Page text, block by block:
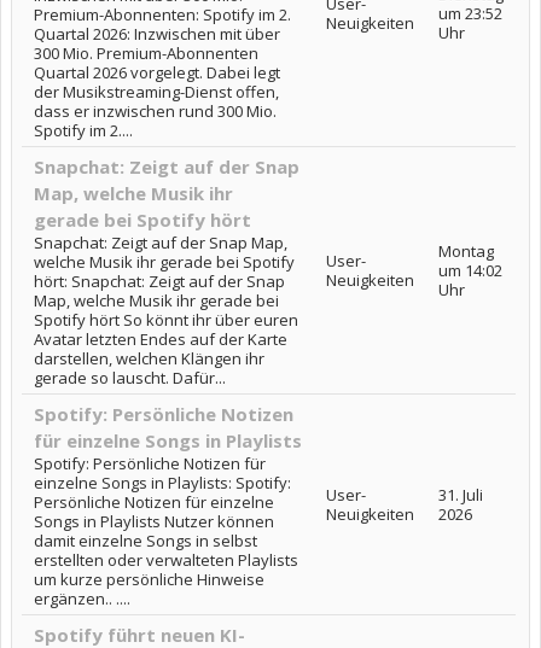
Premium-Abonnenten: Spotify im 2.
Quartal 2026: Inzwischen mit über
300 Mio. Premium-Abonnenten
Quartal 2026 vorgelegt. Dabei legt
der Musikstreaming-Dienst offen,
dass er inzwischen rund 300 Mio.
Spotify im 2....
Neuigkeiten
um 23:52
Uhr
Snapchat: Zeigt auf der Snap
Map, welche Musik ihr
gerade bei Spotify hört
Snapchat: Zeigt auf der Snap Map,
welche Musik ihr gerade bei Spotify
hört: Snapchat: Zeigt auf der Snap
Map, welche Musik ihr gerade bei
Spotify hört So könnt ihr über euren
Avatar letzten Endes auf der Karte
darstellen, welchen Klängen ihr
gerade so lauscht. Dafür...
User-
Neuigkeiten
Montag
um 14:02
Uhr
Spotify: Persönliche Notizen
für einzelne Songs in Playlists
Spotify: Persönliche Notizen für
einzelne Songs in Playlists: Spotify:
Persönliche Notizen für einzelne
Songs in Playlists Nutzer können
damit einzelne Songs in selbst
erstellten oder verwalteten Playlists
um kurze persönliche Hinweise
ergänzen.. ....
User-
Neuigkeiten
31. Juli
2026
Spotify führt neuen KI-